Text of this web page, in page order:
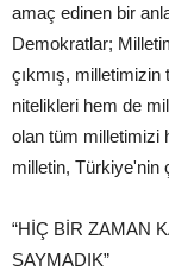
amaç edinen bir
Demokratlar;
çıkmış,
nitelikleri hem de
olan tüm milletimizi
milletin, Türkiye'nin
“HİÇ BİR ZAMAN
SAYMADIK”